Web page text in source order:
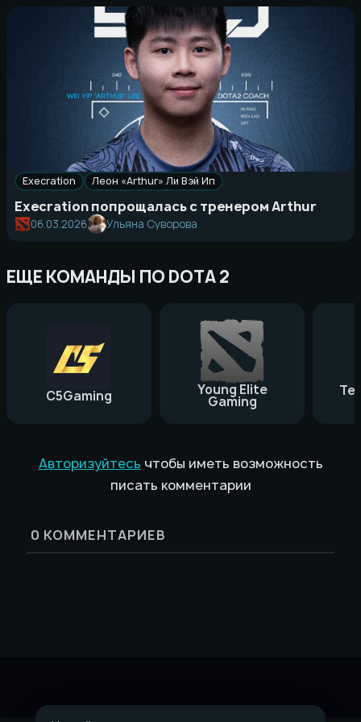
Execration Леон «Arthur» Ли Вэй Ип
Execration попрощалась с тренером Arthur
06.03.2026 Ульяна Суворова
ЕЩЕ КОМАНДЫ ПО DOTA 2
C5Gaming Young Elite
Gaming
Авторизуйтесь чтобы иметь возможность
писать комментарии
0 КОММЕНТАРИЕВ